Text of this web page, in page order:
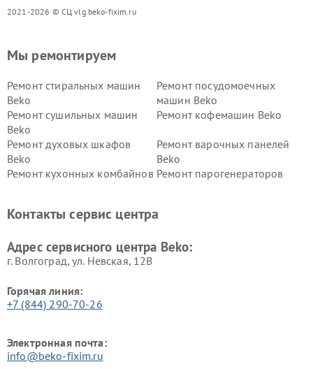
2021-2026 © СЦ vlg.beko-fixim.ru
Мы ремонтируем
Ремонт стиральных машин
Beko
Ремонт посудомоечных
машин Beko
Ремонт сушильных машин
Beko
Ремонт кофемашин Beko
Ремонт духовых шкафов
Beko
Ремонт варочных панелей
Beko
Ремонт кухонных комбайнов Ремонт парогенераторов
Ремонт холодильников Beko Ремонт морозильных камер
Контакты сервис центра
Адрес сервисного центра Beko:
г. Волгоград, ул. Невская, 12В
Горячая линия:
+7 (844) 290-70-26
Электронная почта:
info@beko-fixim.ru